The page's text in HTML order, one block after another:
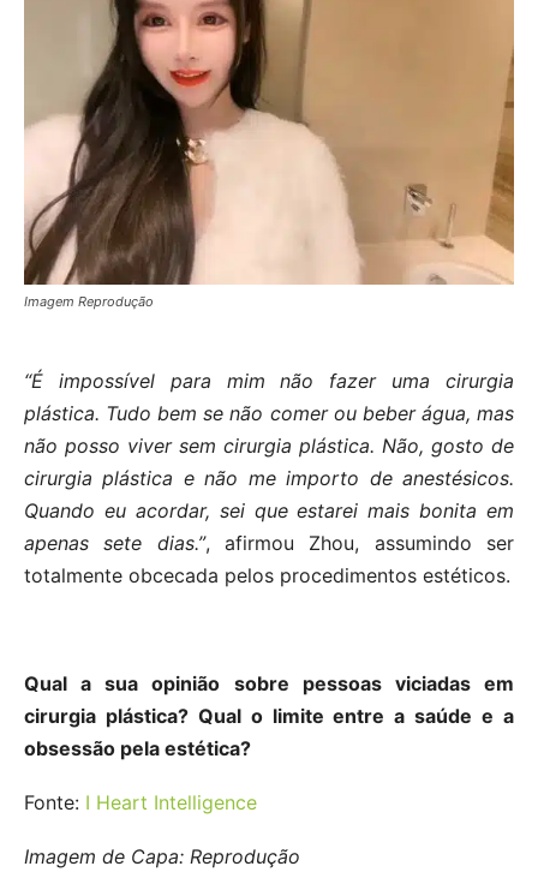
Imagem Reprodução
“É impossível para mim não fazer uma cirurgia
plástica. Tudo bem se não comer ou beber água, mas
não posso viver sem cirurgia plástica. Não, gosto de
cirurgia plástica e não me importo de anestésicos.
Quando eu acordar, sei que estarei mais bonita em
apenas sete dias.”, afirmou Zhou, assumindo ser
totalmente obcecada pelos procedimentos estéticos.
Qual a sua opinião sobre pessoas viciadas em
cirurgia plástica? Qual o limite entre a saúde e a
obsessão pela estética?
Fonte: I Heart Intelligence
Imagem de Capa: Reprodução